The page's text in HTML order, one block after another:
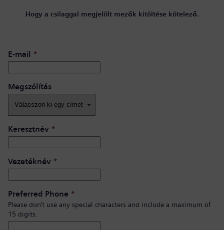
Hogy a csilaggal megjelölt mezők kitöltése kötelező.
E-mail *
Megszólítás
Keresztnév *
Vezetéknév *
Preferred Phone *
Please don’t use any special characters and include a maximum of
15 digits.